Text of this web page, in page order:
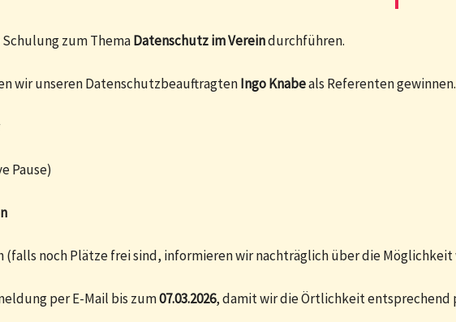
zum ThemaDatenschutz im Vereindurchführen.
wir unseren DatenschutzbeauftragtenIngo Knabeals Referenten gewinnen.
Pause)
(falls noch Plätze frei sind, informieren wir nachträglich über die
per E-Mail bis zum07.03.2026, damit wir die Örtlichkeit entsprechend